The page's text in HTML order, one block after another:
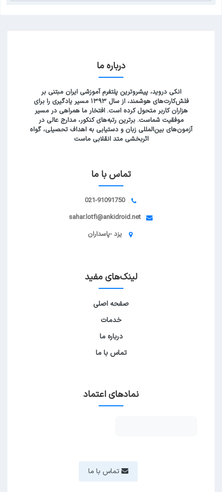
درباره ما
انکی دروید، پیشروترین پلتفرم آموزشی ایران مبتنی بر
فلش‌کارت‌های هوشمند، از سال ۱۳۹۳ مسیر یادگیری را برای
هزاران کاربر متحول کرده است. افتخار ما همراهی در مسیر
موفقیت شماست. برترین رتبه‌های کنکور، مدارج عالی در
آزمون‌های بین‌المللی زبان و دستیابی به اهداف تحصیلی، گواه
اثربخشی متد انقلابی ماست
تماس با ما
021-91091750
sahar.lotfi@ankidroid.net
یزد -پاسداران
لینک‌های مفید
صفحه اصلی
خدمات
درباره ما
تماس با ما
نمادهای اعتماد
تماس با ما